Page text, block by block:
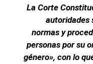
La Corte
autoridades
normas y
personas por su
género», con lo